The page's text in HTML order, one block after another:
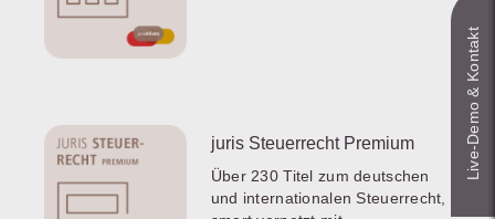
juris Steuerrecht Premium
Über 230 Titel zum deutschen
und internationalen Steuerrecht,
Live‑Demo & Kontakt